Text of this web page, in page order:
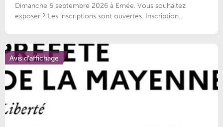
Dimanche 6 septembre 2026 à Ernée. Vous souhaitez
exposer ? Les inscriptions sont ouvertes. Inscription...
Avis d'affichage